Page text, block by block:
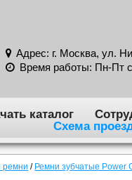
Адрес: г. Москва, ул.
Время работы: Пн-Пт
каталог
Схема
ремни / Ремни зубчатые Power